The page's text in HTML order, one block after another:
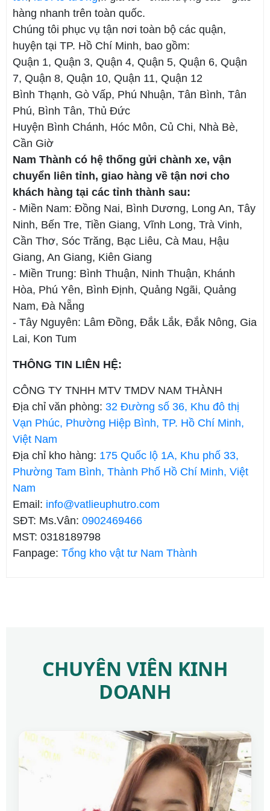
hàng nhanh trên toàn quốc.
Chúng tôi phục vụ tận nơi toàn bộ các quận,
huyện tại TP. Hồ Chí Minh, bao gồm:
Quận 1, Quận 3, Quận 4, Quận 5, Quận 6, Quận
7, Quận 8, Quận 10, Quận 11, Quận 12
Bình Thạnh, Gò Vấp, Phú Nhuận, Tân Bình, Tân
Phú, Bình Tân, Thủ Đức
Huyện Bình Chánh, Hóc Môn, Củ Chi, Nhà Bè,
Cần Giờ
Nam Thành có hệ thống gửi chành xe, vận
chuyển liên tỉnh, giao hàng về tận nơi cho
khách hàng tại các tỉnh thành sau:
- Miền Nam: Đồng Nai, Bình Dương, Long An, Tây
Ninh, Bến Tre, Tiền Giang, Vĩnh Long, Trà Vinh,
Cần Thơ, Sóc Trăng, Bạc Liêu, Cà Mau, Hậu
Giang, An Giang, Kiên Giang
- Miền Trung: Bình Thuận, Ninh Thuận, Khánh
Hòa, Phú Yên, Bình Định, Quảng Ngãi, Quảng
Nam, Đà Nẵng
- Tây Nguyên: Lâm Đồng, Đắk Lắk, Đắk Nông, Gia
Lai, Kon Tum
THÔNG TIN LIÊN HỆ:
CÔNG TY TNHH MTV TMDV NAM THÀNH
Địa chỉ văn phòng: 32 Đường số 36, Khu đô thị
Vạn Phúc, Phường Hiệp Bình, TP. Hồ Chí Minh,
Việt Nam
Địa chỉ kho hàng: 175 Quốc lộ 1A, Khu phố 33,
Phường Tam Bình, Thành Phố Hồ Chí Minh, Việt
Nam
Email: info@vatlieuphutro.com
SĐT: Ms.Vân: 0902469466
MST: 0318189798
Fanpage: Tổng kho vật tư Nam Thành
CHUYÊN VIÊN KINH
DOANH